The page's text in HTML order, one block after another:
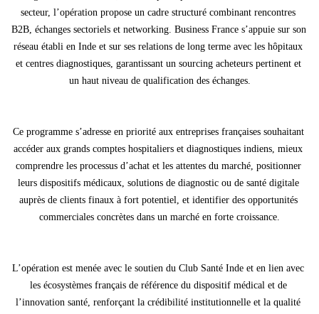
secteur, l’opération propose un cadre structuré combinant rencontres
B2B, échanges sectoriels et networking. Business France s’appuie sur son
réseau établi en Inde et sur ses relations de long terme avec les hôpitaux
et centres diagnostiques, garantissant un sourcing acheteurs pertinent et
un haut niveau de qualification des échanges.
Ce programme s’adresse en priorité aux entreprises françaises souhaitant
accéder aux grands comptes hospitaliers et diagnostiques indiens, mieux
comprendre les processus d’achat et les attentes du marché, positionner
leurs dispositifs médicaux, solutions de diagnostic ou de santé digitale
auprès de clients finaux à fort potentiel, et identifier des opportunités
commerciales concrètes dans un marché en forte croissance.
L’opération est menée avec le soutien du Club Santé Inde et en lien avec
les écosystèmes français de référence du dispositif médical et de
l’innovation santé, renforçant la crédibilité institutionnelle et la qualité